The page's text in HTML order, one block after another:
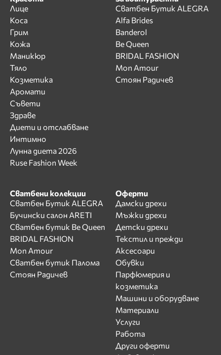
Лице
Коса
Грим
Кожа
Маникюр
Тяло
Козметика
Аромати
Съвети
Здраве
Диети и отслабване
Интимно
Лунна диета 2026
Ruse Fashion Week
Сватбен Бутик ALEGRA
Alfa Brides
Banderol
Be Queen
BRIDAL FASHION
Mon Amour
Стоян Радичев
Сватбени колекции
Сватбен Бутик ALEGRA
Бучински салон ARETI
Сватбен бутик Be Queen
BRIDAL FASHION
Mon Amour
Сватбен бутик Палома
Стоян Радичев
Оферти
Дамски дрехи
Мъжки дрехи
Детски дрехи
Текстил и прежди
Аксесоари
Обувки
Парфюмерия и
козметика
Машини и оборудване
Материали
Услуги
Работа
Други оферти